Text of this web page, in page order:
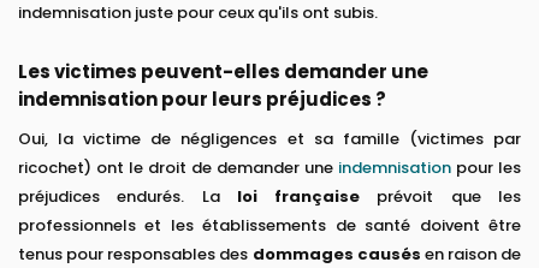
indemnisation juste pour ceux qu'ils ont subis.
Les victimes peuvent-elles demander une
indemnisation pour leurs préjudices ?
Oui, la victime de négligences et sa famille (victimes par
ricochet) ont le droit de demander une indemnisation pour les
préjudices endurés. La loi française prévoit que les
professionnels et les établissements de santé doivent être
tenus pour responsables des dommages causés en raison de